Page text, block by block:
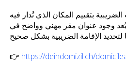
بتقييم المكان الذي تُدار فيه
يُعد وجود عنوان مقر مهني وواضح في
👉 https://deindomizil.ch/